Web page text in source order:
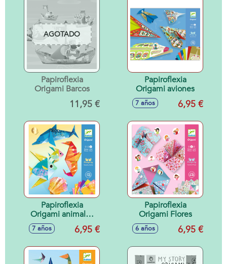
AGOTADO
Papiroflexia
Origami Barcos
11,95 €
Papiroflexia
Origami aviones
7 años 6,95 €
Papiroflexia
Origami animales
marinos
7 años 6,95 €
Papiroflexia
Origami Flores
6 años 6,95 €